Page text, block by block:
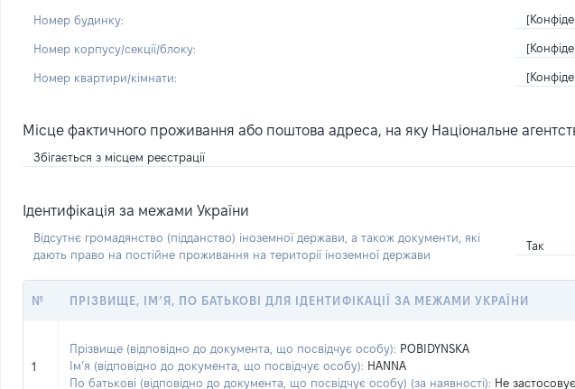
Номер будинку:
Номер корпусу/секції/блоку:
Номер квартири/кімнати:
Місце фактичного проживання або поштова адреса, на яку Національне
Збігається з місцем реєстрації
Ідентифікація за межами України
Відсутнє громадянство (підданство) іноземної держави, а також документи, які
дають право на постійне проживання на території іноземної держави
Так
№ ПРІЗВИЩЕ, ІМ’Я, ПО БАТЬКОВІ ДЛЯ ІДЕНТИФІКАЦІЇ ЗА МЕЖАМИ УКРАЇНИ
1
Прізвище (відповідно до документа, що посвідчує особу): POBIDYNSKA
Ім’я (відповідно до документа, що посвідчує особу): HANNA
По батькові (відповідно до документа, що посвідчує особу) (за наявності): Не